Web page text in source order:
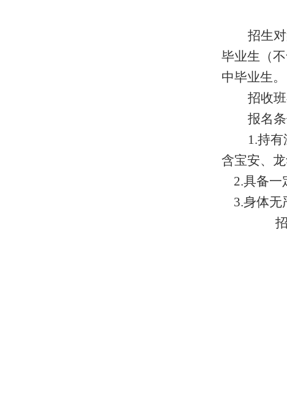
招生
毕业生（
中毕业生。
招收
报名条
1.持有
含宝安、
2.具备一
3.身体无
招